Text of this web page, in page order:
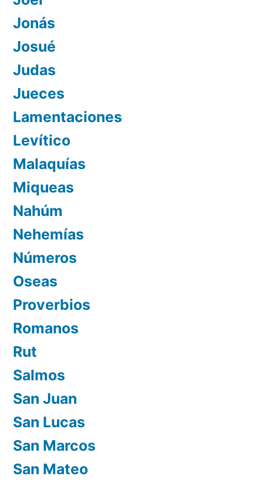
Jonás
Josué
Judas
Jueces
Lamentaciones
Levítico
Malaquías
Miqueas
Nahúm
Nehemías
Números
Oseas
Proverbios
Romanos
Rut
Salmos
San Juan
San Lucas
San Marcos
San Mateo